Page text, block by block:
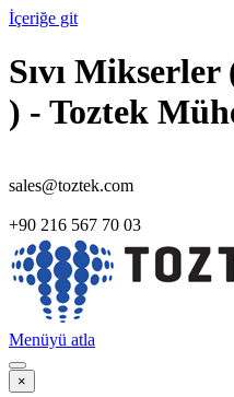
İçeriğe git
Sıvı Mikserler
) - Toztek
sales@toztek.com
+90 216 567 70 03
Menüyü atla
×